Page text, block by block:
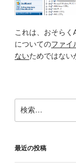
これは、おそら
についてのファイ
ないためではない
索:
最近の投稿